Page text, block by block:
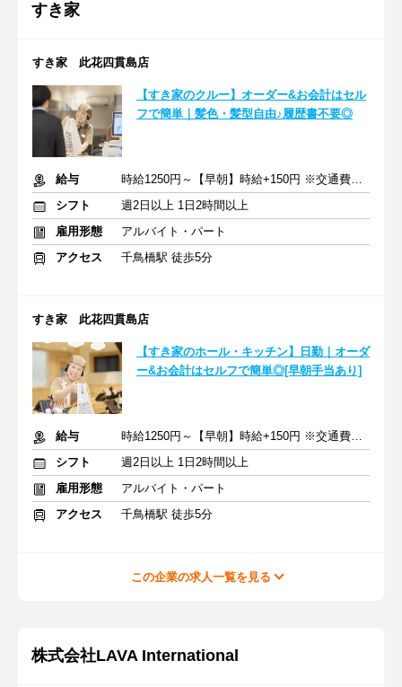
すき家
すき家 此花四貫島店
【すき家のクルー】オーダー&お会計はセル
フで簡単｜髪色・髪型自由♪履歴書不要◎
給与
時給1250円～【早朝】時給+150円 ※交通費支給
シフト
週2日以上 1日2時間以上
雇用形態
アルバイト・パート
アクセス
千鳥橋駅 徒歩5分
すき家 此花四貫島店
【すき家のホール・キッチン】日勤｜オーダ
ー&お会計はセルフで簡単◎[早朝手当あり]
給与
時給1250円～【早朝】時給+150円 ※交通費支給
シフト
週2日以上 1日2時間以上
雇用形態
アルバイト・パート
アクセス
千鳥橋駅 徒歩5分
この企業の求人一覧を見る
株式会社LAVA International